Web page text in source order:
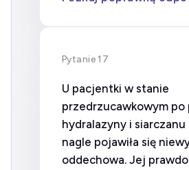
Pytanie 17
U pacjentki w stanie
przedrzucawkowym po
hydralazyny i siarczanu
nagle pojawiła się
oddechowa. Jej